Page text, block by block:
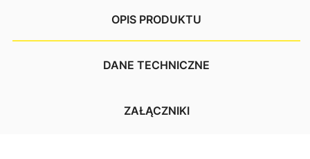
OPIS PRODUKTU
DANE TECHNICZNE
ZAŁĄCZNIKI